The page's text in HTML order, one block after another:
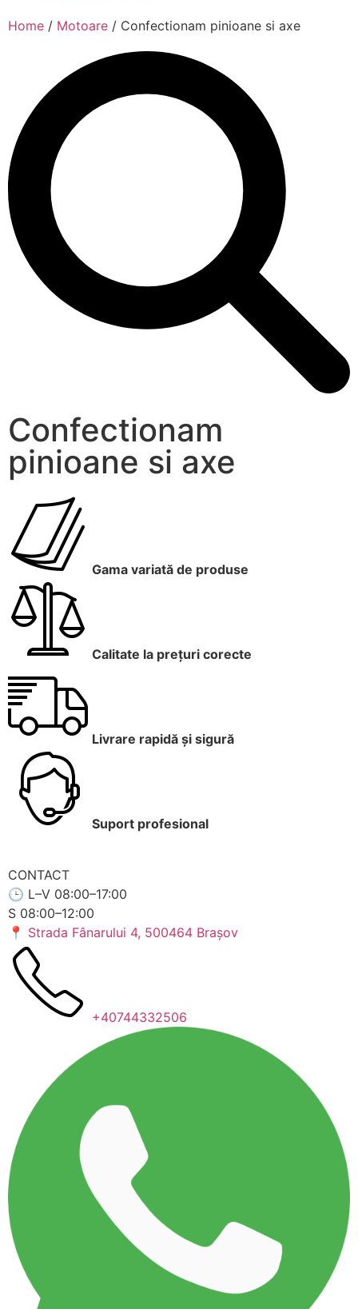
Home / Motoare / Confectionam pinioane si axe
Confectionam
pinioane si axe
Gama variată de produse
Calitate la prețuri corecte
Livrare rapidă și sigură
Suport profesional
CONTACT
🕒 L–V 08:00–17:00
S 08:00–12:00
📍 Strada Fânarului 4, 500464 Brașov
+40744332506